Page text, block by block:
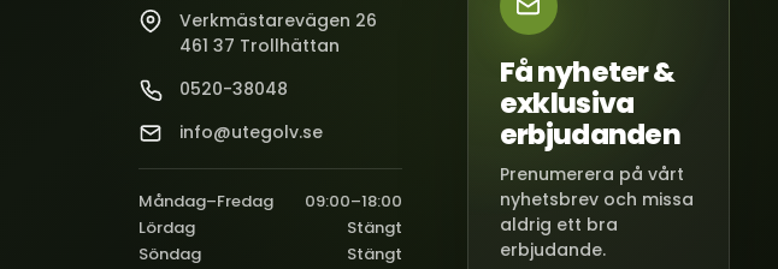
Verkmästarevägen 26
461 37 Trollhättan
0520-38048
info@utegolv.se
Måndag–Fredag
09:00–18:00
Lördag
Stängt
Söndag
Stängt
Få nyheter &
exklusiva
erbjudanden
Prenumerera på vårt
nyhetsbrev och missa
aldrig ett bra
erbjudande.